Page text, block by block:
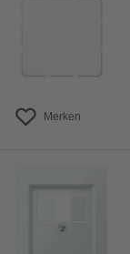
Merken